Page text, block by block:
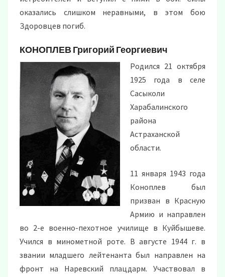
оказались слишком неравными, в этом бою
Здоровцев погиб.
КОНОПЛЕВГригорий Георгиевич
Родился 21 октября
1925 года в селе
Сасыколи
Харабалинского
района
Астраханской
области.
11 января 1943 года
Коноплев был
призван в Красную
Армию и направлен
во 2-е военно-пехотное училище в Куйбышеве.
Учился в минометной роте. В августе 1944 г. в
звании младшего лейтенанта был направлен на
фронт на Наревский плацдарм. Участвовал в